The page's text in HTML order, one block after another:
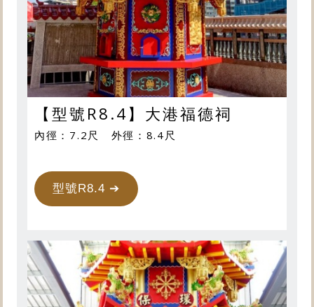
【型號R8.4】大港福德祠
內徑：7.2尺 外徑：8.4尺
型號R8.4 ➔